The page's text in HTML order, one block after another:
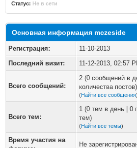
Статус: Не в сети
Основная информация mczeside
Регистрация:
11-10-2013
Последний визит:
11-12-2013, 02:57
Всего сообщений:
2 (0 сообщений в
количества постов)
(Найти все сообщения)
Всего тем:
1 (0 тем в день | 0
тем)
(Найти все темы)
Время участия на
Не